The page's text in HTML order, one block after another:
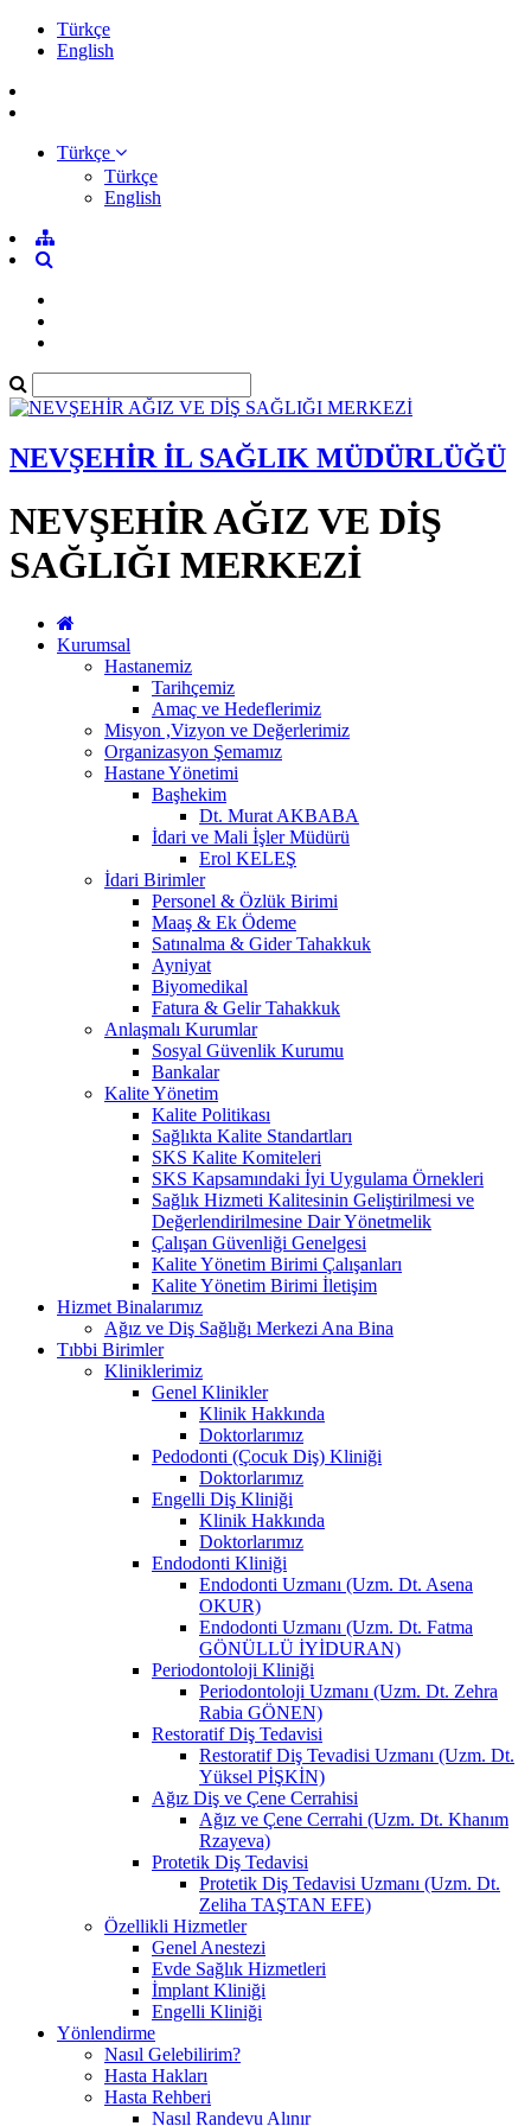
Türkçe
English
Türkçe
Türkçe
English
NEVŞEHİR İL SAĞLIK MÜDÜRLÜĞÜ
NEVŞEHİR AĞIZ VE DİŞ
SAĞLIĞI MERKEZİ
Kurumsal
Hastanemiz
Tarihçemiz
Amaç ve Hedeflerimiz
Misyon ,Vizyon ve Değerlerimiz
Organizasyon Şemamız
Hastane Yönetimi
Başhekim
Dt. Murat AKBABA
İdari ve Mali İşler Müdürü
Erol KELEŞ
İdari Birimler
Personel & Özlük Birimi
Maaş & Ek Ödeme
Satınalma & Gider Tahakkuk
Ayniyat
Biyomedikal
Fatura & Gelir Tahakkuk
Anlaşmalı Kurumlar
Sosyal Güvenlik Kurumu
Bankalar
Kalite Yönetim
Kalite Politikası
Sağlıkta Kalite Standartları
SKS Kalite Komiteleri
SKS Kapsamındaki İyi Uygulama Örnekleri
Sağlık Hizmeti Kalitesinin Geliştirilmesi ve
Değerlendirilmesine Dair Yönetmelik
Çalışan Güvenliği Genelgesi
Kalite Yönetim Birimi Çalışanları
Kalite Yönetim Birimi İletişim
Hizmet Binalarımız
Ağız ve Diş Sağlığı Merkezi Ana Bina
Tıbbi Birimler
Kliniklerimiz
Genel Klinikler
Klinik Hakkında
Doktorlarımız
Pedodonti (Çocuk Diş) Kliniği
Doktorlarımız
Engelli Diş Kliniği
Klinik Hakkında
Doktorlarımız
Endodonti Kliniği
Endodonti Uzmanı (Uzm. Dt. Asena
OKUR)
Endodonti Uzmanı (Uzm. Dt. Fatma
GÖNÜLLÜ İYİDURAN)
Periodontoloji Kliniği
Periodontoloji Uzmanı (Uzm. Dt. Zehra
Rabia GÖNEN)
Restoratif Diş Tedavisi
Restoratif Diş Tevadisi Uzmanı (Uzm. Dt.
Yüksel PİŞKİN)
Ağız Diş ve Çene Cerrahisi
Ağız ve Çene Cerrahi (Uzm. Dt. Khanım
Rzayeva)
Protetik Diş Tedavisi
Protetik Diş Tedavisi Uzmanı (Uzm. Dt.
Zeliha TAŞTAN EFE)
Özellikli Hizmetler
Genel Anestezi
Evde Sağlık Hizmetleri
İmplant Kliniği
Engelli Kliniği
Yönlendirme
Nasıl Gelebilirim?
Hasta Hakları
Hasta Rehberi
Nasıl Randevu Alınır